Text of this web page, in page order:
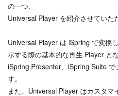
の一つ、
Universal Player を紹介させていた
Universal Player は iSpring で変換
示する際の基本的な再生 Player と
iSpring Presenter、iSpring Suite
す。
また、Universal Player はカスタ